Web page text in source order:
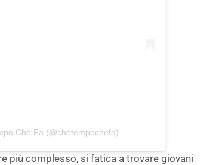
Che Fa (@chetempochefa)
più complesso, si fatica a trovare giovani